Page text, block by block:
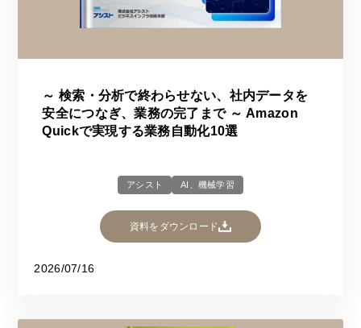
～ 検索・分析で終わらせない、社内データを
安全につなぎ、業務の完了まで ～ Amazon
Quickで実現する業務自動化10選
アシスト AI、機械学習
資料をダウンロード
2026/07/16